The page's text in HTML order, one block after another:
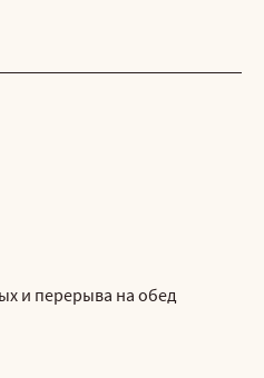
и перерыва на обед